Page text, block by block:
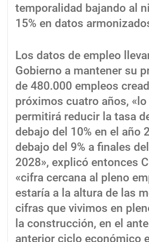
temporalidad bajando al
15% en datos
Los datos de empleo
Gobierno a mantener su
de 480.000 empleos
próximos cuatro años, «lo
permitirá reducir la tasa
debajo del 10% en el año
debajo del 9% a finales
2028», explicó entonces
«cifra cercana al pleno
estaría a la altura de las
cifras que vivimos en
la construcción, en el
anterior ciclo económico